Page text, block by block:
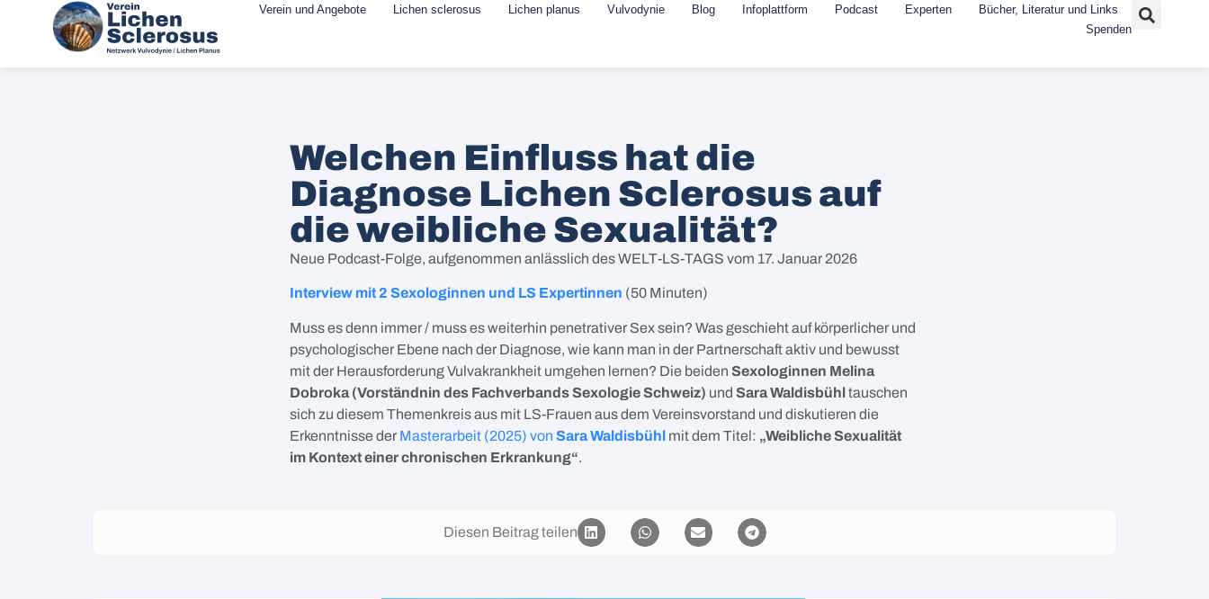
Verein und Angebote Lichen sclerosus Lichen planus Vulvodynie Blog Infoplattform Podcast Experten
Bücher, Literatur und Links
Spenden
Welchen Einfluss hat die
Diagnose Lichen Sclerosus auf
die weibliche Sexualität?
Neue Podcast-Folge, aufgenommen anlässlich des WELT-LS-TAGS vom 17. Januar 2026
Interview mit 2 Sexologinnen und LS Expertinnen (50 Minuten)
Muss es denn immer / muss es weiterhin penetrativer Sex sein? Was geschieht auf körperlicher und
psychologischer Ebene nach der Diagnose, wie kann man in der Partnerschaft aktiv und bewusst
mit der Herausforderung Vulvakrankheit umgehen lernen? Die beiden Sexologinnen Melina
Dobroka (Vorständnin des Fachverbands Sexologie Schweiz) und Sara Waldisbühl tauschen
sich zu diesem Themenkreis aus mit LS-Frauen aus dem Vereinsvorstand und diskutieren die
Erkenntnisse der Masterarbeit (2025) von Sara Waldisbühl mit dem Titel: „Weibliche Sexualität
im Kontext einer chronischen Erkrankung“.
Diesen Beitrag teilen